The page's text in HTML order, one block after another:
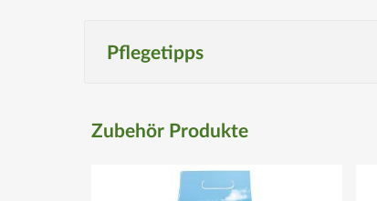
Pflegetipps
Sonnig und hell
Zubehör Produkte